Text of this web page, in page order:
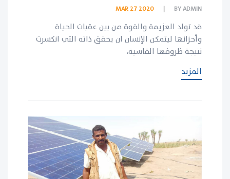
MAR 27 2020 BYADMIN
قد تولد العزيمة والقوة من بين عقبات الحياة
وأحزانها ليتمكن الإنسان ان يحقق ذاته التي انكسرت
نتيجة ظروفها القاسية،
المزيد